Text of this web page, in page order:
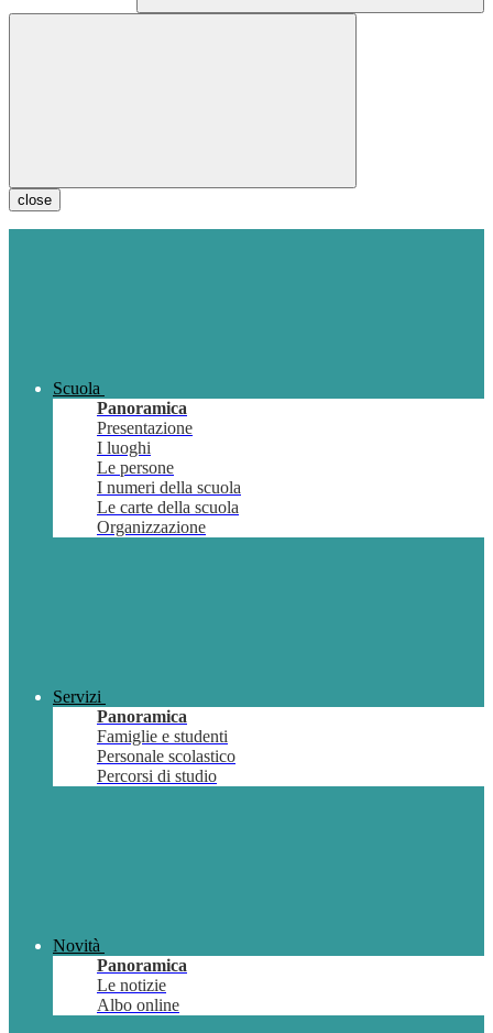
close
Scuola
Panoramica
Presentazione
I luoghi
Le persone
I numeri della scuola
Le carte della scuola
Organizzazione
Servizi
Panoramica
Famiglie e studenti
Personale scolastico
Percorsi di studio
Novità
Panoramica
Le notizie
Albo online